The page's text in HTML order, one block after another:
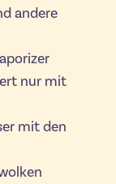
andere
nur mit
mit den